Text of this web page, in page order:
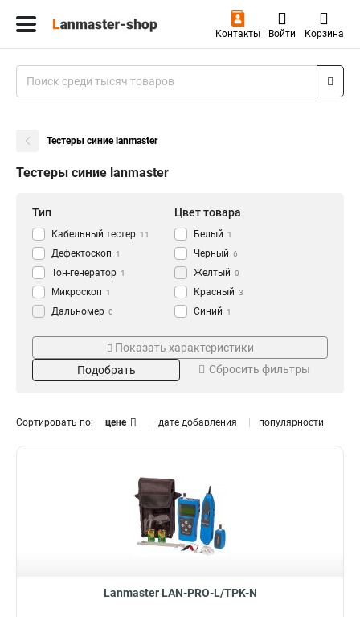
Контакты Войти Корзина
Тестеры синие lanmaster
Тестеры синие lanmaster
Тип
Кабельный тестер 11
Дефектоскоп 1
Тон-генератор 1
Микроскоп 1
Дальномер 0
Набор тестирующих
инструментов 1
Цвет товара
Белый 1
Черный 6
Желтый 0
Красный 3
Синий 1
FC/SC/ST 0
7 0
0
Тип измерительного
Телефонный 0
Показать характеристики
Подобрать
Сбросить фильтры
Сортировать по: цене дате добавления популярности
Lanmaster LAN-PRO-L/TPK-N